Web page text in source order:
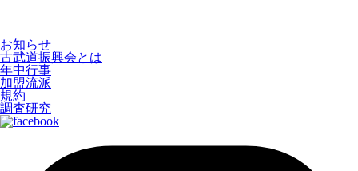
お知らせ
古武道振興会とは
年中行事
加盟流派
規約
調査研究